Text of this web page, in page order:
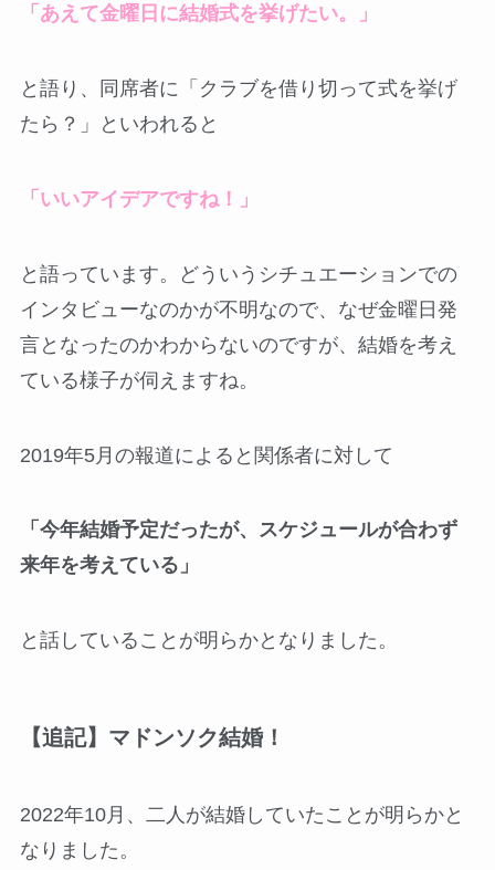
「あえて金曜日に結婚式を挙げたい。」
と語り、同席者に「クラブを借り切って式を挙げ
たら？」といわれると
「いいアイデアですね！」
と語っています。どういうシチュエーションでの
インタビューなのかが不明なので、なぜ金曜日発
言となったのかわからないのですが、結婚を考え
ている様子が伺えますね。
2019年5月の報道によると関係者に対して
「今年結婚予定だったが、スケジュールが合わず
来年を考えている」
と話していることが明らかとなりました。
【追記】マドンソク結婚！
2022年10月、二人が結婚していたことが明らかと
なりました。